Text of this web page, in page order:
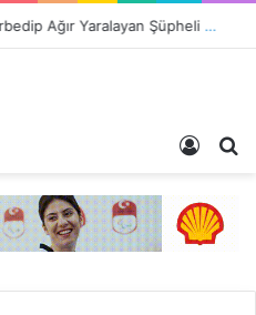
Ortopedik Engelli Bireyi Darbedip Ağır Yaralayan Şüpheli Tutuklandı
Giriş